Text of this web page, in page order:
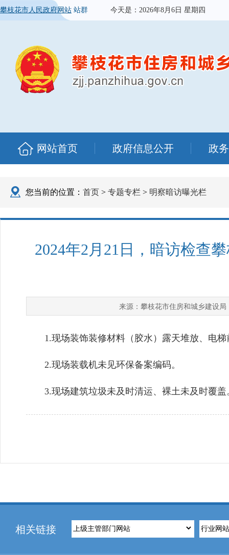
攀枝花市人民政府网站 站群 今天是： 2026年8月6日 星期四
网站首页 政府信息公开 政
您当前的位置： 首页 > 专题专栏 > 明察暗访曝光栏
2024年2月21日，暗访检查
来源： 攀枝花市住房和城乡建设局
1.现场装饰装修材料（胶水）露天堆放、电梯
2.现场装载机未见环保备案编码。
3.现场建筑垃圾未及时清运、裸土未及时覆盖
相关链接